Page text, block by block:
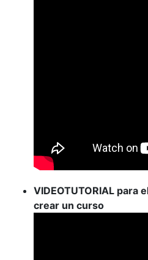
VIDEOTUTORIAL para
crear un curso